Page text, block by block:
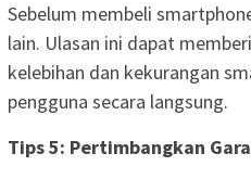
Sebelum membeli
lain. Ulasan ini dapat
kelebihan dan kekurangan
pengguna secara langsung.
Tips 5: Pertimbangkan